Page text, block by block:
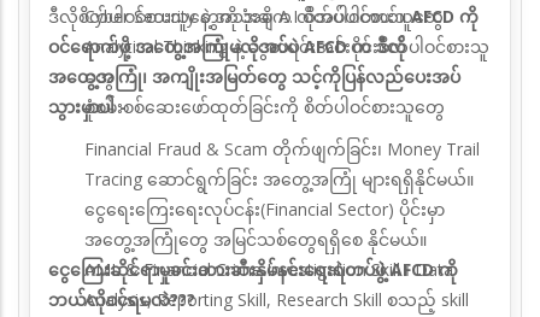
Cyber Security နဲ့ အသုံးချ A.I စိတ်ပါဝင်စားသူတွေ
Analytical Thinking နဲ့ ငွေစာရင်းအင်းပိုင်းစိတ်ပါဝင်စားသူ
တွေ
စုံစမ်းစစ်ဆေးဖော်ထုတ်ခြင်းကို စိတ်ပါဝင်စားသူတွေ
ဒီလိုစိတ်ပါဝင်စားသူတွေကို အဓိက လိုအပ်ပါတယ်။AFCD ကို
ဝင်ရောက်ဖို့ အတွေ့အကြုံမလိုအပ်ပဲ AFCD က ဒီလို
အတွေ့အကြုံ၊ အကျိုးအမြတ်တွေ သင့်ကိုပြန်လည်ပေးအပ်
သွားမှာပါ -
Financial Fraud & Scam တိုက်ဖျက်ခြင်း၊ Money Trail
Tracing ဆောင်ရွက်ခြင်း အတွေ့အကြုံ များရရှိနိုင်မယ်။
ငွေရေးကြေးရေးလုပ်ငန်း(Financial Sector) ပိုင်းမှာ
အတွေ့အကြုံတွေ အမြင်သစ်တွေရရှိစေ နိုင်မယ်။
AML & Financial Crime Investigation Skill ၊ Data
Analysis,Reporting Skill, Research Skill စသည့် skill
ငွေကြေးဆိုင်ရာမှုခင်းတားဆီးနှိမ်နင်းရေးရဲတပ်ဖွဲ့ AFCD ကို
ဘယ်လိုဝင်ရမလဲ???